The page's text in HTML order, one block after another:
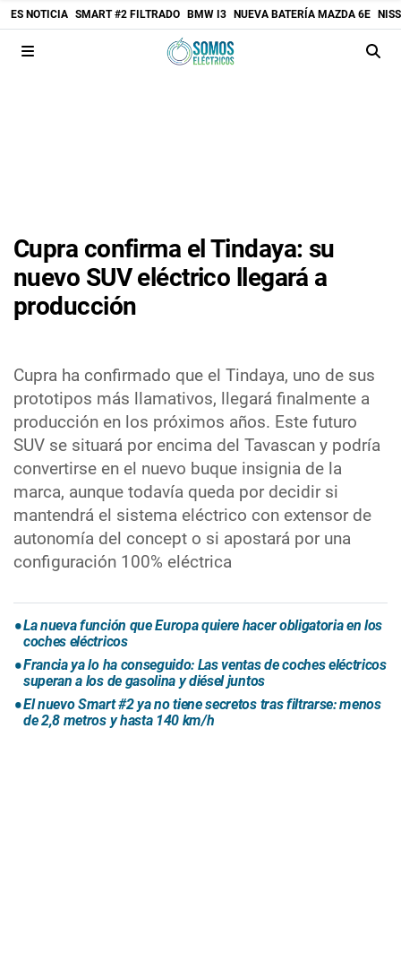
ES NOTICIA SMART #2 FILTRADO BMW I3 NUEVA BATERÍA MAZDA 6E
Cupra confirma el Tindaya: su
nuevo SUV eléctrico llegará a
producción
Cupra ha confirmado que el Tindaya, uno de sus
prototipos más llamativos, llegará finalmente a
producción en los próximos años. Este futuro
SUV se situará por encima del Tavascan y podría
convertirse en el nuevo buque insignia de la
marca, aunque todavía queda por decidir si
mantendrá el sistema eléctrico con extensor de
autonomía del concept o si apostará por una
configuración 100% eléctrica
La nueva función que Europa quiere hacer obligatoria en los
coches eléctricos
Francia ya lo ha conseguido: Las ventas de coches eléctricos
superan a los de gasolina y diésel juntos
El nuevo Smart #2 ya no tiene secretos tras filtrarse: menos
de 2,8 metros y hasta 140 km/h